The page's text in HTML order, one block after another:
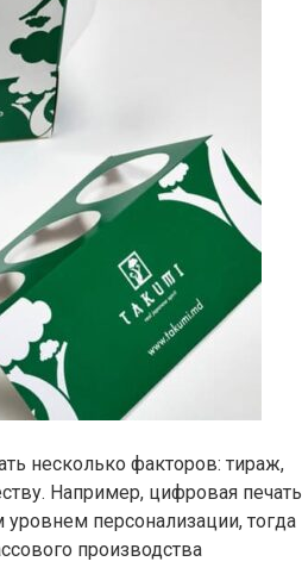
несколько факторов: тираж,
Например, цифровая печать
персонализации, тогда
производства